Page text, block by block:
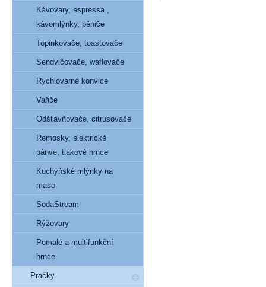
Kávovary, espressa ,
kávomlýnky, pěniče
Topinkovače, toastovače
Sendvičovače, waflovače
Rychlovarné konvice
Vařiče
Odšťavňovače, citrusovače
Remosky, elektrické
pánve, tlakové hrnce
Kuchyňské mlýnky na
maso
SodaStream
Rýžovary
Pomalé a multifunkční
hrnce
Pračky